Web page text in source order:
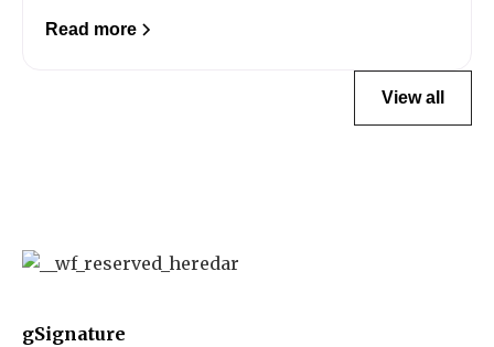
Read more
View all
gSignature